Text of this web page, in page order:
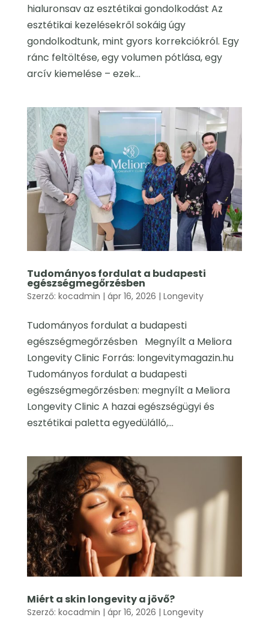
hialuronsav az esztétikai gondolkodást Az
esztétikai kezelésekről sokáig úgy
gondolkodtunk, mint gyors korrekciókról. Egy
ránc feltöltése, egy volumen pótlása, egy
arcív kiemelése – ezek...
Tudományos fordulat a budapesti
egészségmegőrzésben
Szerző: kocadmin | ápr 16, 2026 | Longevity
Tudományos fordulat a budapesti
egészségmegőrzésben Megnyílt a Meliora
Longevity Clinic Forrás: longevitymagazin.hu
Tudományos fordulat a budapesti
egészségmegőrzésben: megnyílt a Meliora
Longevity Clinic A hazai egészségügyi és
esztétikai paletta egyedülálló,...
Miért a skin longevity a jövő?
Szerző: kocadmin | ápr 16, 2026 | Longevity